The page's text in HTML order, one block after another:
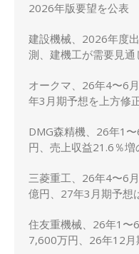
2026年版要望を公表
建設機械、2026年度
測、建機工が需要見通
オークマ、26年4〜6
年3月期予想を上方修
DMG森精機、26年1
円、売上収益21.6％
三菱重工、26年4〜6
億円、27年3月期予想
住友重機械、26年1〜
7,600万円、26年12